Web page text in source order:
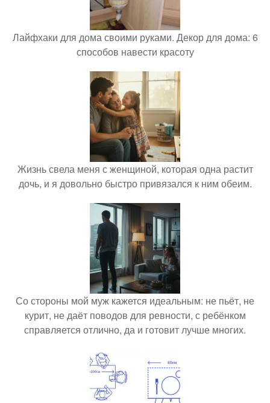
Лайфхаки для дома своими руками. Декор для дома: 6
способов навести красоту
Жизнь свела меня с женщиной, которая одна растит
дочь, и я довольно быстро привязался к ним обеим.
Со стороны мой муж кажется идеальным: не пьёт, не
курит, не даёт поводов для ревности, с ребёнком
справляется отлично, да и готовит лучше многих.